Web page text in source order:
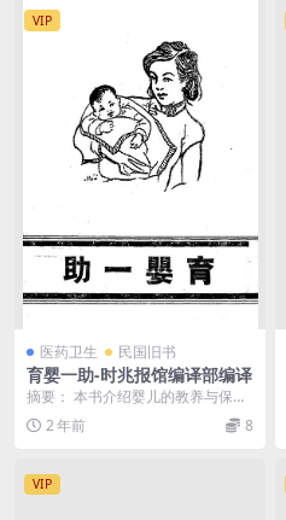
VIP
医药卫生 民国旧书
育婴一助-时兆报馆编译部编译
摘要： 本书介绍婴儿的教养与保健
知识 截图： 服务说明： （1）、加
入VIP会员...
2 年前 8
VIP